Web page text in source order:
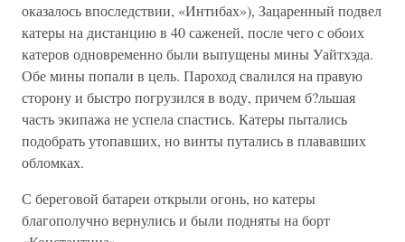
оказалось впоследствии, «Интибах»), Зацаренный подвел
катеры на дистанцию в 40 саженей, после чего с обоих
катеров одновременно были выпущены мины Уайтхэда.
Обе мины попали в цель. Пароход свалился на правую
сторону и быстро погрузился в воду, причем б?льшая
часть экипажа не успела спастись. Катеры пытались
подобрать утопавших, но винты путались в плававших
обломках.
С береговой батареи открыли огонь, но катеры
благополучно вернулись и были подняты на борт